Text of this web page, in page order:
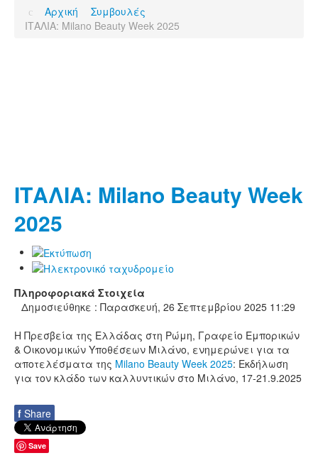
Αρχική
Συμβουλές
ΙΤΑΛΙΑ: Milano Beauty Week 2025
ΙΤΑΛΙΑ: Milano Beauty Week
2025
Πληροφοριακά Στοιχεία
Δημοσιεύθηκε : Παρασκευή, 26 Σεπτεμβρίου 2025 11:29
H Πρεσβεία της Ελλάδας στη Ρώμη, Γραφείο Εμπορικών
& Οικονομικών Υποθέσεων Μιλάνο, ενημερώνει για τα
αποτελέσματα της Milano Beauty Week 2025: Εκδήλωση
για τον κλάδο των καλλυντικών στο Μιλάνο, 17-21.9.2025
f Share
Save